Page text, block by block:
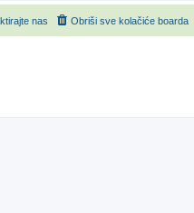
Obriši sve kolačiće boarda
nas